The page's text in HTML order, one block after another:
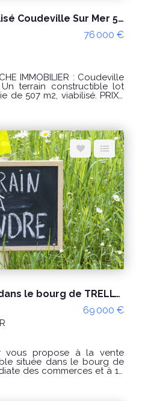
A vendre Terrain viabilisé Coudeville Sur Mer 507 m2
76 000 €
: Coudeville
507 m2, viabilisé. PRIX :
Aurélien Etard au
Terrain constructible dans le bourg de TRELLY lot 1
69 000 €
vous propose à la vente
située dans le bourg de
des commerces et à 10